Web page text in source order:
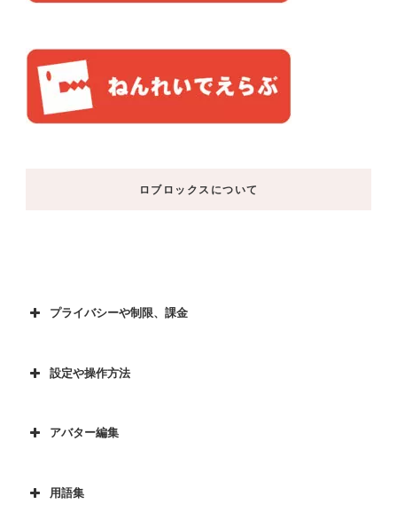
ロブロックスについて
プライバシーや制限、課金
設定や操作方法
アバター編集
用語集